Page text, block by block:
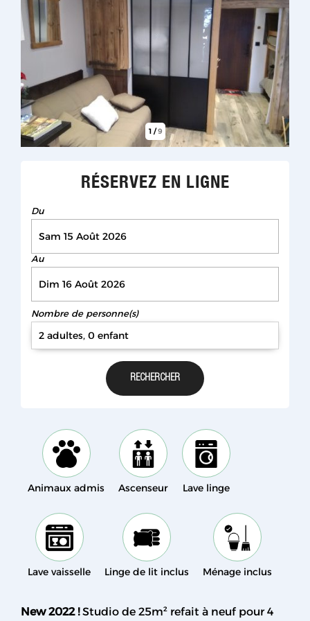
1/9
RÉSERVEZ EN LIGNE
Du
Au
Nombre de personne(s)
2 adultes, 0 enfant
Animaux admis Ascenseur Lave linge
Lave vaisselle Linge de lit inclus Ménage inclus
New 2022 !Studio de 25m² refait à neuf ​pour 4